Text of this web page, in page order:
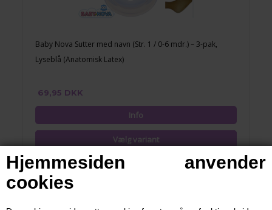
Hjemmesiden anvender
cookies
Baby Nova Sutter med navn (Str. 1 / 0-6 mdr.) – 3-pak,
Lyseblå (Anatomisk Latex)
69,95 DKK